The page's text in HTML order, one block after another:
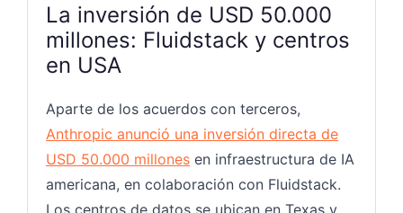
La inversión de USD 50.000
millones: Fluidstack y centros
en USA
Aparte de los acuerdos con terceros,
Anthropic anunció una inversión directa de
USD 50.000 millones en infraestructura de IA
americana, en colaboración con Fluidstack.
Los centros de datos se ubican en Texas y